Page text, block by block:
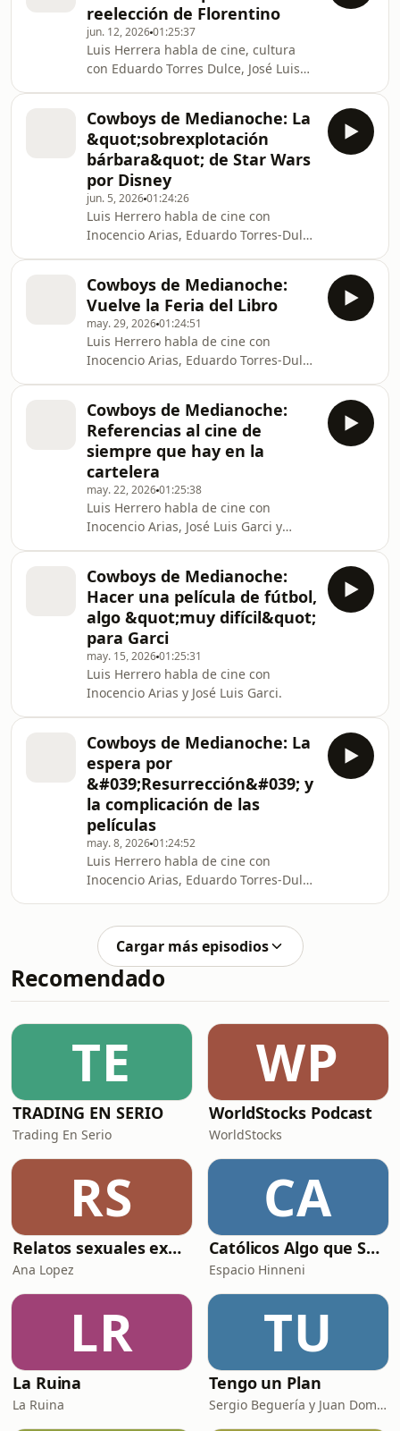
reelección de Florentino
jun. 12, 202601:25:37
Luis Herrera habla de cine, cultura
con Eduardo Torres Dulce, José Luis
Cowboys de Medianoche: La
&quot;sobrexplotación
bárbara&quot; de Star Wars
por Disney
jun. 5, 202601:24:26
Luis Herrero habla de cine con
Inocencio Arias, Eduardo Torres-Dulce
Cowboys de Medianoche:
Vuelve la Feria del Libro
may. 29, 202601:24:51
Luis Herrero habla de cine con
Inocencio Arias, Eduardo Torres-Dulce
Cowboys de Medianoche:
Referencias al cine de
siempre que hay en la
cartelera
may. 22, 202601:25:38
Luis Herrero habla de cine con
Inocencio Arias, José Luis Garci y
Cowboys de Medianoche:
Hacer una película de fútbol,
algo &quot;muy difícil&quot;
para Garci
may. 15, 202601:25:31
Luis Herrero habla de cine con
Inocencio Arias y José Luis Garci.
Cowboys de Medianoche: La
espera por
&#039;Resurrección&#039; y
la complicación de las
películas
may. 8, 202601:24:52
Luis Herrero habla de cine con
Inocencio Arias, Eduardo Torres-Dulce
Cargar más episodios
Recomendado
TE
TRADING EN SERIO
Trading En Serio
WP
WorldStocks Podcast
WorldStocks
RS
Relatos sexuales explícitos
Ana Lopez
CA
Católicos Algo que Saber
Espacio Hinneni
LR
La Ruina
La Ruina
TU
Tengo un Plan
Sergio Beguería y Juan Domínguez